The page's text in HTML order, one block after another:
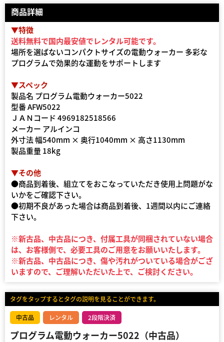
商品詳細
▼特徴
送料無料で国内最安値でレンタル可能です。
場所を選ばないコンパクトサイズの電動ウォーカー 多彩な
プログラムで効果的な運動をサポートします
▼スペック
製品名 プログラム電動ウォーカー5022
型番 AFW5022
ＪＡＮコード 4969182518566
メーカー アルインコ
外寸法 幅540mm × 奥行1040mm × 高さ1130mm
製品重量 18kg
▼その他
●商品到着後、組立てをおこなっていただき使用上問題がな
いかをご確認下さい。
●初期不良があった場合は商品到着後、1週間以内にご連絡
下さい。
※新古品、中古品につき、付属工具が同梱されていない場合
は、お客様側で、必要工具のご用意をお願いいたします。
※新古品、中古品につき、傷や汚れがついている場合がござ
いますので、ご理解いただいた上で、ご検討ください。
タグをタップするとタグの説明を見ることができます。
中古品 レンタル 2段階決済
プログラム電動ウォーカー5022（中古品）